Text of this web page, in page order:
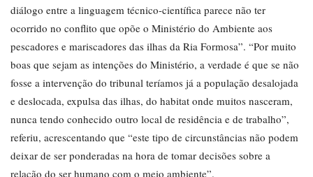
diálogo entre a linguagem técnico-científica parece não ter
ocorrido no conflito que opõe o Ministério do Ambiente aos
pescadores e mariscadores das ilhas da Ria Formosa”. “Por muito
boas que sejam as intenções do Ministério, a verdade é que se não
fosse a intervenção do tribunal teríamos já a população desalojada
e deslocada, expulsa das ilhas, do habitat onde muitos nasceram,
nunca tendo conhecido outro local de residência e de trabalho”,
referiu, acrescentando que “este tipo de circunstâncias não podem
deixar de ser ponderadas na hora de tomar decisões sobre a
relação do ser humano com o meio ambiente”.